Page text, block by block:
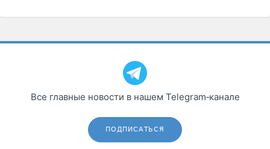
Все главные новости в нашем Telegram‑канале
ПОДПИСАТЬСЯ